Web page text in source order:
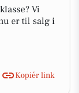
Vi
er til salg i
Kopiér link